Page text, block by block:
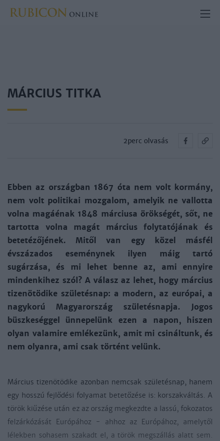
MÁRCIUS TITKA
2perc olvasás
Ebben az országban 1867 óta nem volt kormány,
nem volt politikai mozgalom, amelyik ne vallotta
volna magáénak 1848 márciusa örökségét, sőt, ne
tartotta volna magát március folytatójának és
betetézőjének. Mitől van egy közel másfél
évszázados eseménynek ilyen máig tartó
sugárzása, és mi lehet benne az, ami ennyire
mindenkihez szól? A válasz az lehet, hogy március
tizenötödike születésnap: a modern, az európai, a
nagykorú Magyarország születésnapja. Jogos
büszkeséggel ünnepelünk ezen a napon, hiszen
olyan valamire emlékezünk, amit mi csináltunk, és
nem olyanra, ami csak történt velünk.
Március tizenötödike azonban nemcsak születésnap, hanem
egy hosszú fejlődési folyamat betetőzése is: korszakváltás. A
török kiűzése után ez az ország megkezdte a lassú, fokozatos
felzárkózását Európához - ahhoz az Európához, amelytől
lélekben sohasem szakadt el, a török megszállás alatt sem.